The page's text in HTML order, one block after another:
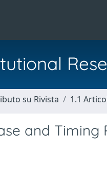
su Rivista 1.1
and Timing